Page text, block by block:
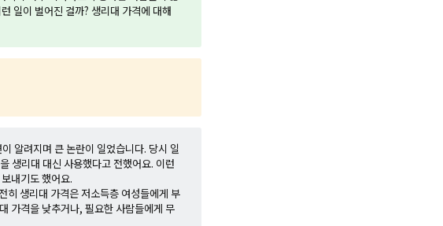
일이 벌어진 걸까? 생리대 가격에 대해
알려지며 큰 논란이 일었습니다. 당시 일
생리대 대신 사용했다고 전했어요. 이런
내기도 했어요.
히 생리대 가격은 저소득층 여성들에게 부
가격을 낮추거나, 필요한 사람들에게 무